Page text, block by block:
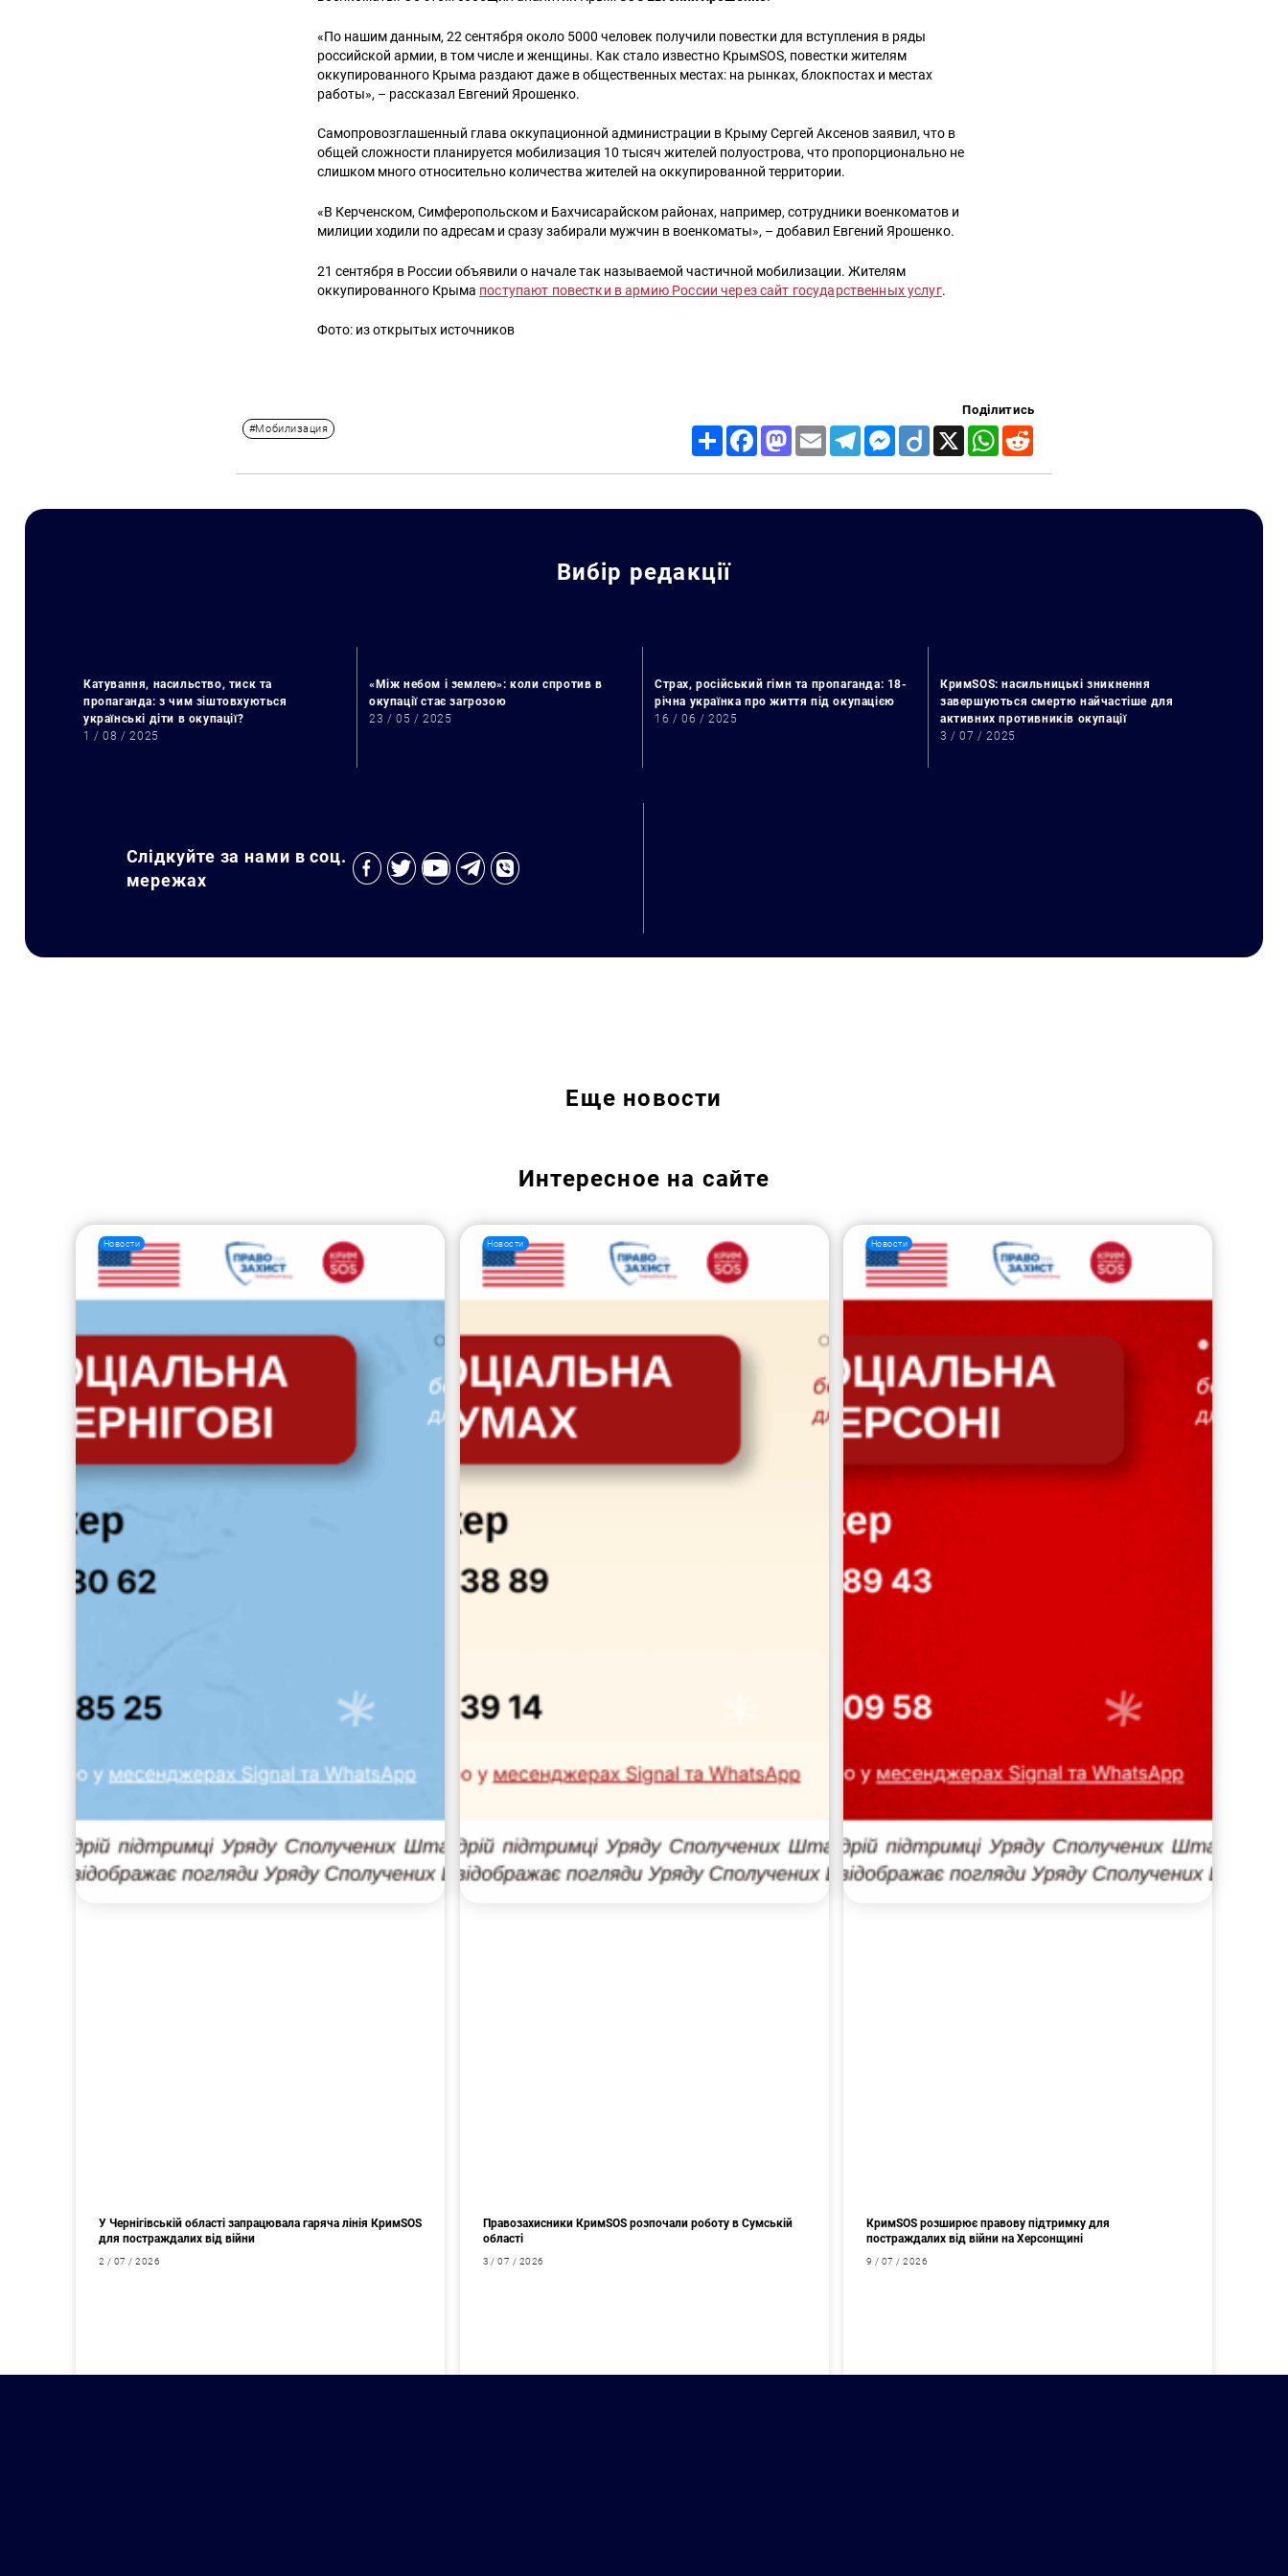
«По нашим данным, 22 сентября около 5000 человек получили повестки для вступления в ряды
российской армии, в том числе и женщины. Как стало известно КрымSOS, повестки жителям
оккупированного Крыма раздают даже в общественных местах: на рынках, блокпостах и ​​местах
работы», – рассказал Евгений Ярошенко.
Самопровозглашенный глава оккупационной администрации в Крыму Сергей Аксенов заявил, что в
общей сложности планируется мобилизация 10 тысяч жителей полуострова, что пропорционально не
слишком много относительно количества жителей на оккупированной территории.
«В Керченском, Симферопольском и Бахчисарайском районах, например, сотрудники военкоматов и
милиции ходили по адресам и сразу забирали мужчин в военкоматы», – добавил Евгений Ярошенко.
21 сентября в России объявили о начале так называемой частичной мобилизации. Жителям
оккупированного Крыма поступают повестки в армию России через сайт государственных услуг.
Фото: из открытых источников
#Мобилизация
Поділитись
Share FacebookMastodon
Email TelegramMessenger
Diigo X WhatsApp
Вибір редакції
Катування, насильство, тиск та
пропаганда: з чим зіштовхуються
українські діти в окупації?
1 / 08 / 2025
«Між небом і землею»: коли спротив в
окупації стає загрозою
23 / 05 / 2025
Страх, російський гімн та пропаганда: 18-
річна українка про життя під окупацією
16 / 06 / 2025
КримSOS: насильницькі зникнення
завершуються смертю найчастіше для
активних противників окупації
3 / 07 / 2025
Слідкуйте за нами в соц.
мережах
Еще новости
Интересное на сайте
Новости
У Чернігівській області запрацювала гаряча лінія КримSOS
для постраждалих від війни
2 / 07 / 2026
Новости
Правозахисники КримSOS розпочали роботу в Сумській
області
3 / 07 / 2026
Новости
КримSOS розширює правову підтримку для
постраждалих від війни на Херсонщині
9 / 07 / 2026